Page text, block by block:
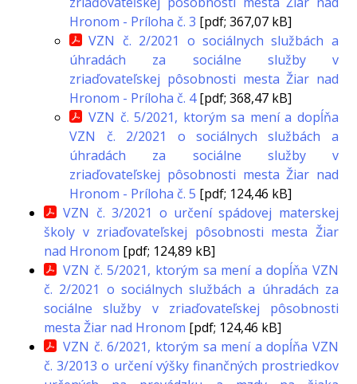
Hronom - Príloha č. 3 [pdf; 367,07 kB]
VZN č. 2/2021 o sociálnych službách a
úhradách za sociálne služby v
zriaďovateľskej pôsobnosti mesta Žiar nad
Hronom - Príloha č. 4[pdf; 368,47 kB]
VZN č. 5/2021, ktorým sa mení a dopĺňa
VZN č. 2/2021 o sociálnych službách a
úhradách za sociálne služby v
zriaďovateľskej pôsobnosti mesta Žiar nad
Hronom - Príloha č. 5 [pdf; 124,46 kB]
VZN č. 3/2021 o určení spádovej materskej
školy v zriaďovateľskej pôsobnosti mesta Žiar
nad Hronom [pdf; 124,89 kB]
VZN č. 5/2021, ktorým sa mení a dopĺňa VZN
č. 2/2021 o sociálnych službách a úhradách za
sociálne služby v zriaďovateľskej pôsobnosti
mesta Žiar nad Hronom [pdf; 124,46 kB]
VZN č. 6/2021, ktorým sa mení a dopĺňa VZN
č. 3/2013 o určení výšky finančných prostriedkov